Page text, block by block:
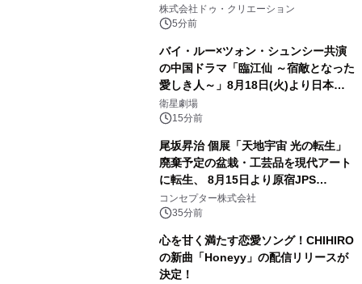
会を 東京・愛知で開催
株式会社ドゥ・クリエーション
5分前
バイ・ルー×ツォン・シュンシー共演
の中国ドラマ「臨江仙 ～宿敵となった
愛しき人～」8月18日(火)より日本初
放送！YouTubeにて8月11日(火)より
第1話期間限定公開！CS衛星劇場
衛星劇場
15分前
尾坂昇治 個展「天地宇宙 光の転生」
廃棄予定の盆栽・工芸品を現代アート
に転生、 8月15日より原宿JPS
Galleryにて約30点を展示
コンセプター株式会社
35分前
心を甘く満たす恋愛ソング！CHIHIRO
の新曲「Honeyy」の配信リリースが
決定！